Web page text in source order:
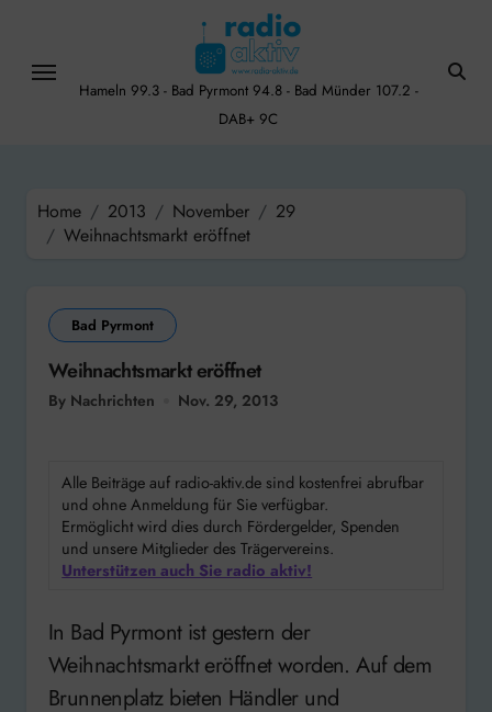
content
Hameln 99.3 - Bad Pyrmont 94.8 - Bad Münder 107.2 -
DAB+ 9C
Home 2013 November
29
Weihnachtsmarkt eröffnet
Bad Pyrmont
Weihnachtsmarkt eröffnet
By Nachrichten Nov. 29, 2013
Alle Beiträge auf radio-aktiv.de sind kostenfrei abrufbar
und ohne Anmeldung für Sie verfügbar.
Ermöglicht wird dies durch Fördergelder, Spenden
und unsere Mitglieder des Trägervereins.
Unterstützen auch Sie radio aktiv!
In Bad Pyrmont ist gestern der
Weihnachtsmarkt eröffnet worden. Auf dem
Brunnenplatz bieten Händler und